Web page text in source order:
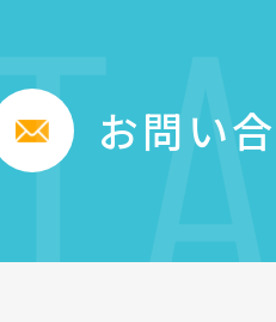
お問い